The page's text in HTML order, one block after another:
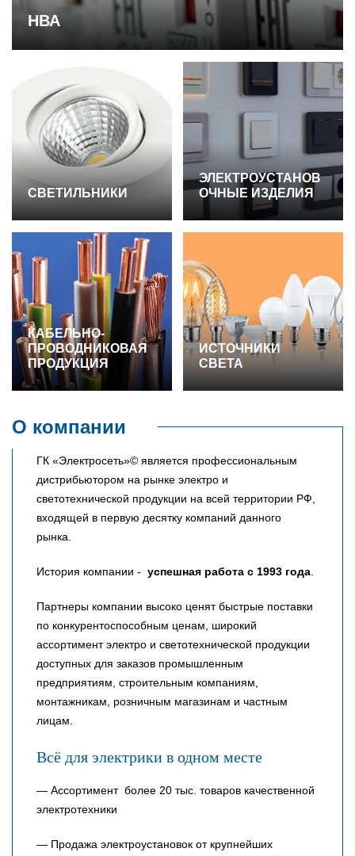
НВА
СВЕТИЛЬНИКИ
ЭЛЕКТРОУСТАНОВ
ОЧНЫЕ ИЗДЕЛИЯ
КАБЕЛЬНО-
ПРОВОДНИКОВАЯ
ПРОДУКЦИЯ
ИСТОЧНИКИ
СВЕТА
О компании
ГК «Электросеть»© является профессиональным
дистрибьютором на рынке электро и
светотехнической продукции на всей территории РФ,
входящей в первую десятку компаний данного
рынка.
История компании - успешная работа с 1993 года.
Партнеры компании высоко ценят быстрые поставки
по конкурентоспособным ценам, широкий
ассортимент электро и светотехнической продукции
доступных для заказов промышленным
предприятиям, строительным компаниям,
монтажникам, розничным магазинам и частным
лицам.
Всё для электрики в одном месте
— Ассортимент более 20 тыс. товаров качественной
электротехники
— Продажа электроустановок от крупнейших